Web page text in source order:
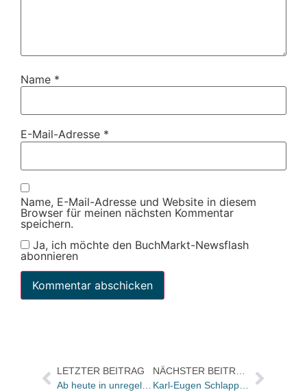
Name *
E-Mail-Adresse *
Name, E-Mail-Adresse und Website in diesem
Browser für meinen nächsten Kommentar
speichern.
Ja, ich möchte den BuchMarkt-Newsflash
abonnieren
LETZTER BEITRAG
Ab heute in unregelmäßiger Folge: „Rumbergs Randnotiz“
NÄCHSTER BEITRAG
Karl-Eugen Schlapp (75)